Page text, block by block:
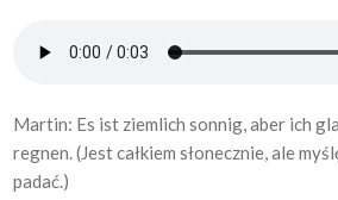
Martin: Es ist ziemlich sonnig, aber ich
regnen. (Jest całkiem słonecznie, ale
padać.)